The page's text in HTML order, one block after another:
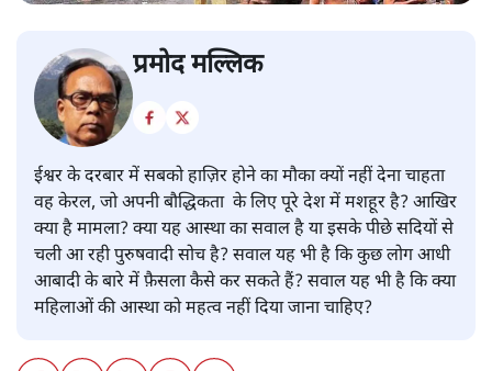
प्रमोद मल्लिक
ईश्वर के दरबार में सबको हाज़िर होने का मौका क्यों नहीं देना चाहता
वह केरल, जो अपनी बौद्धिकता के लिए पूरे देश में मशहूर है? आखिर
क्या है मामला? क्या यह आस्था का सवाल है या इसके पीछे सदियों से
चली आ रही पुरुषवादी सोच है? सवाल यह भी है कि कुछ लोग आधी
आबादी के बारे में फ़ैसला कैसे कर सकते हैं? सवाल यह भी है कि क्या
महिलाओं की आस्था को महत्व नहीं दिया जाना चाहिए?